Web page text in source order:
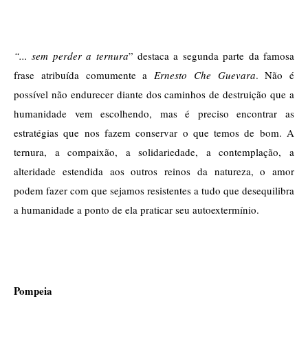
“... sem perder a ternura” destaca a segunda parte da famosa
frase atribuída comumente a Ernesto Che Guevara. Não é
possível não endurecer diante dos caminhos de destruição que a
humanidade vem escolhendo, mas é preciso encontrar as
estratégias que nos fazem conservar o que temos de bom. A
ternura, a compaixão, a solidariedade, a contemplação, a
alteridade estendida aos outros reinos da natureza, o amor
podem fazer com que sejamos resistentes a tudo que desequilibra
a humanidade a ponto de ela praticar seu autoextermínio.
Pompeia